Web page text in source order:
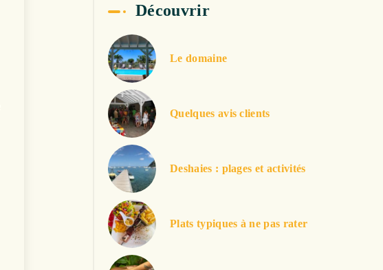
Découvrir
Le domaine
Quelques avis clients
Deshaies : plages et activités
Plats typiques à ne pas rater